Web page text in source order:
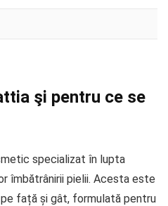
şi pentru ce se
specializat în lupta
îmbătrânirii pielii. Acesta este
față și gât, formulată pentru